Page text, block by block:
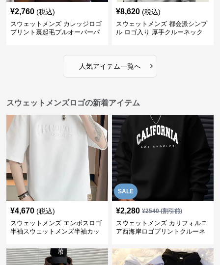
¥2,760 (税込)
スウェットメンズ カレッジロゴ
プリント裏起毛プルオーバーパ
¥8,620 (税込)
スウェットメンズ 都会派シンプ
ル ロゴ入り 厚手クルーネック
人気アイテム一覧へ ›
スウェットメンズロゴの新着アイテム
¥4,670 (税込)
スウェットメンズ エンボスロゴ
半袖スウェットメンズ半袖カッ
SALE
¥2,280 ¥2540(割引前)
スウェットメンズ カリフォルニ
ア西海岸ロゴプリントクルーネ